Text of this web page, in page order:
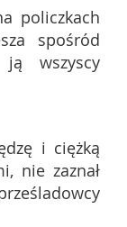
policzkach
spośród
ją wszyscy
i ciężką
nie zaznał